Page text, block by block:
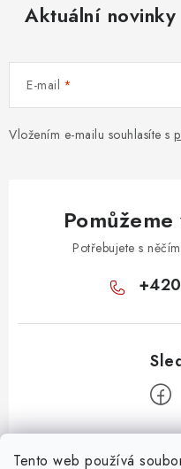
Tento web používá
Aktuální
E-mail
Vložením e-mailu souhlasíte s
Potřebujete s
Z